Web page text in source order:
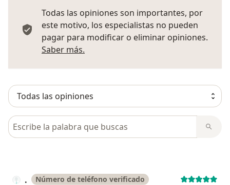
Todas las opiniones son importantes, por
este motivo, los especialistas no pueden
pagar para modificar o eliminar opiniones.
Saber más.
Busca en opiniones
. Número de teléfono verificado